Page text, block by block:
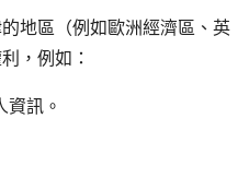
地區（例如歐洲經濟區、英
，例如：
資訊。